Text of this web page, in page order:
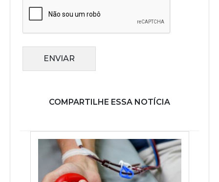
ENVIAR
COMPARTILHE ESSA NOTÍCIA